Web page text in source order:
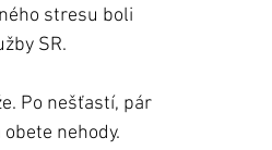
stresu boli
SR.
Po nešťastí, pár
nehody.